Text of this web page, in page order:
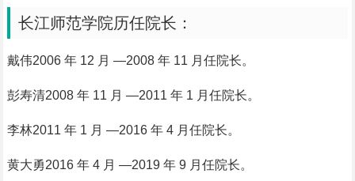
长江师范学院历任院长：
戴伟2006 年 12 月 —2008 年 11 月任院长。
彭寿清2008 年 11 月 —2011 年 1 月任院长。
李林2011 年 1 月 —2016 年 4 月任院长。
黄大勇2016 年 4 月 —2019 年 9 月任院长。